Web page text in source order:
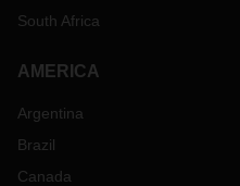
South Africa
AMERICA
Argentina
Brazil
Canada